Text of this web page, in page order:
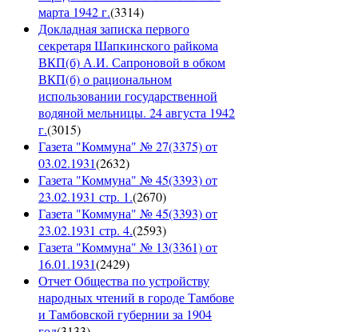
марта 1942 г.(3314)
Докладная записка первого
секретаря Шапкинского райкома
ВКП(б) А.И. Сапроновой в обком
ВКП(б) о рациональном
использовании государственной
водяной мельницы. 24 августа 1942
г.(3015)
Газета "Коммуна" № 27(3375) от
03.02.1931(2632)
Газета "Коммуна" № 45(3393) от
23.02.1931 стр. 1.(2670)
Газета "Коммуна" № 45(3393) от
23.02.1931 стр. 4.(2593)
Газета "Коммуна" № 13(3361) от
16.01.1931(2429)
Отчет Общества по устройству
народных чтений в городе Тамбове
и Тамбовской губернии за 1904